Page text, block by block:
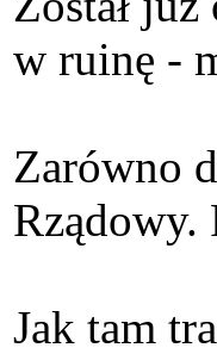
w ruinę -
Zarówno
Rządowy.
Jak tam